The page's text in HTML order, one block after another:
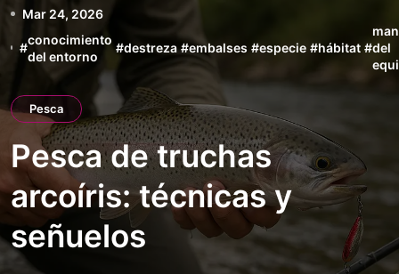
Mar 24, 2026
#
conocimiento
del entorno
#destreza #embalses #especie #hábitat #del
Pesca
Pesca de truchas
arcoíris: técnicas y
señuelos